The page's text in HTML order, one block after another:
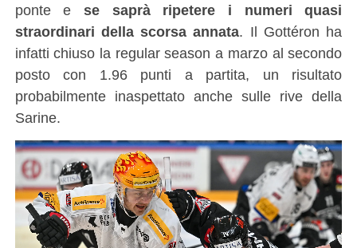
ponte e se saprà ripetere i numeri quasi
straordinari della scorsa annata. Il Gottéron ha
infatti chiuso la regular season a marzo al secondo
posto con 1.96 punti a partita, un risultato
probabilmente inaspettato anche sulle rive della
Sarine.